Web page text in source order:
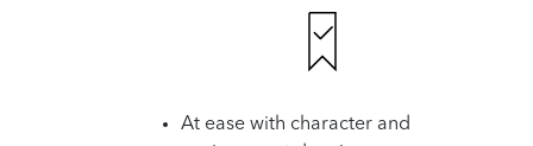
At ease with character and